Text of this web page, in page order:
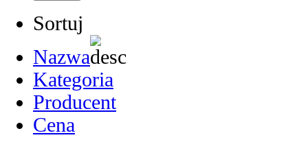
Sortuj
Nazwa
Kategoria
Producent
Cena